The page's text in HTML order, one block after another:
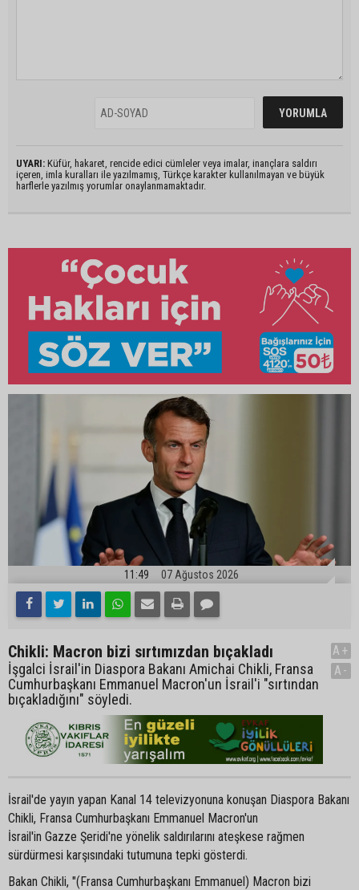
UYARI: Küfür, hakaret, rencide edici cümleler veya imalar, inançlara saldırı
içeren, imla kuralları ile yazılmamış, Türkçe karakter kullanılmayan ve büyük
harflerle yazılmış yorumlar onaylanmamaktadır.
11:49 07 Ağustos 2026
Chikli: Macron bizi sırtımızdan bıçakladı
İşgalci İsrail'in Diaspora Bakanı Amichai Chikli, Fransa
Cumhurbaşkanı Emmanuel Macron'un İsrail'i "sırtından
bıçakladığını" söyledi.
A+
A-
İsrail'de yayın yapan Kanal 14 televizyonuna konuşan Diaspora Bakanı
Chikli, Fransa Cumhurbaşkanı Emmanuel Macron'un
İsrail'in Gazze Şeridi'ne yönelik saldırılarını ateşkese rağmen
sürdürmesi karşısındaki tutumuna tepki gösterdi.
Bakan Chikli, "(Fransa Cumhurbaşkanı Emmanuel) Macron bizi